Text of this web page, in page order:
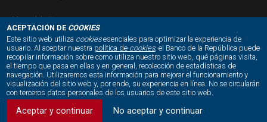
...
Límite en la negociación de UVRs y
nuevos tiempos para anular cierres de
simultáneas
ACEPTACIÓN DE COOKIES
Este sitio web utiliza cookiesesenciales para optimizar la experiencia de
usuario. Al aceptar nuestra política de cookies, el Banco de la República puede
recopilar información sobre como utiliza nuestro sitio web, qué páginas visita,
el tiempo que pasa en ellas y en general, recolección de estadísticas de
navegación. Utilizaremos esta información para mejorar el funcionamiento y
visualización del sitio web y, por ende, su experiencia en línea. No se circularán
con terceros datos personales de los usuarios de este sitio web.
Aceptar y continuar No aceptar y continuar
Mapa del sitio
NUESTRAS REDES SOCIALES: